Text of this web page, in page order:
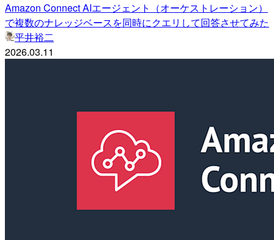
Amazon Connect AIエージェント（オーケストレーション）
で複数のナレッジベースを同時にクエリして回答させてみた
平井裕二
2026.03.11